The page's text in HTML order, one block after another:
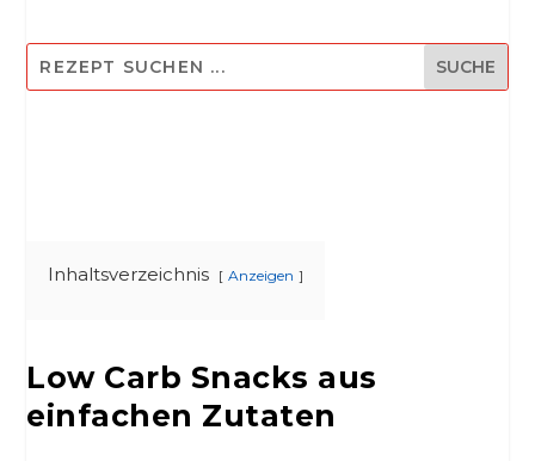
Inhaltsverzeichnis Anzeigen
Low Carb Snacks aus
einfachen Zutaten